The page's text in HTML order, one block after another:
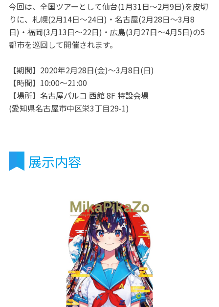
今回は、全国ツアーとして仙台(1月31日～2月9日)を皮切
りに、札幌(2月14日～24日)・名古屋(2月28日～3月8
日)・福岡(3月13日～22日)・広島(3月27日～4月5日)の5
都市を巡回して開催されます。
【期間】2020年2月28日(金)～3月8日(日)
【時間】10:00～21:00
【場所】名古屋パルコ 西館 8F 特設会場
(愛知県名古屋市中区栄3丁目29-1)
展示内容